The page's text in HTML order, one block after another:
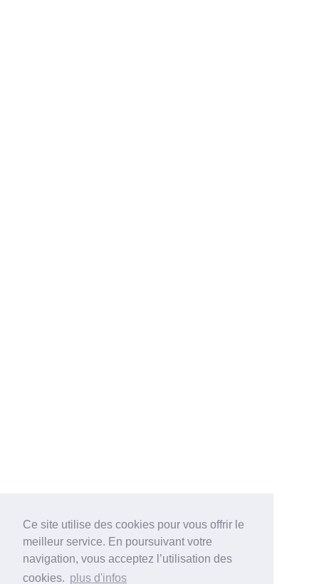
Ce site utilise des cookies pour vous offrir le
meilleur service. En poursuivant votre
navigation, vous acceptez l’utilisation des
cookies. plus d'infos